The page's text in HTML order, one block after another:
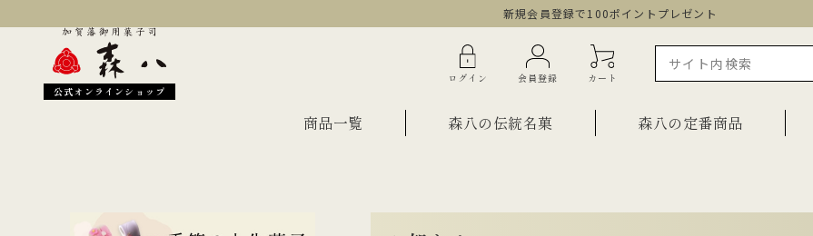
新規会員登録で100ポイントプレゼント
公式オンラインショップ
ログイン 会員登録 カート
商品一覧 森八の伝統名菓 森八の定番商品